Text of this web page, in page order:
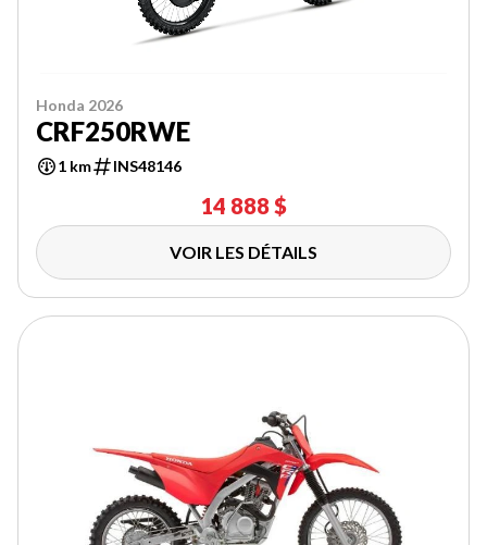
Honda 2026
CRF250RWE
1 km INS48146
14 888 $
VOIR LES DÉTAILS